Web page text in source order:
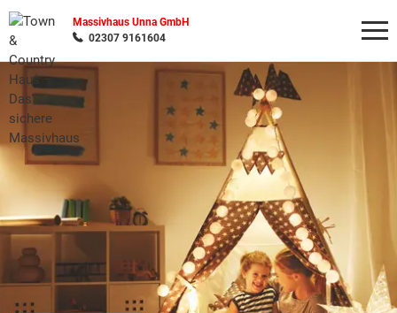
Massivhaus Unna GmbH
02307 9161604
Wonach möchten Sie suchen?